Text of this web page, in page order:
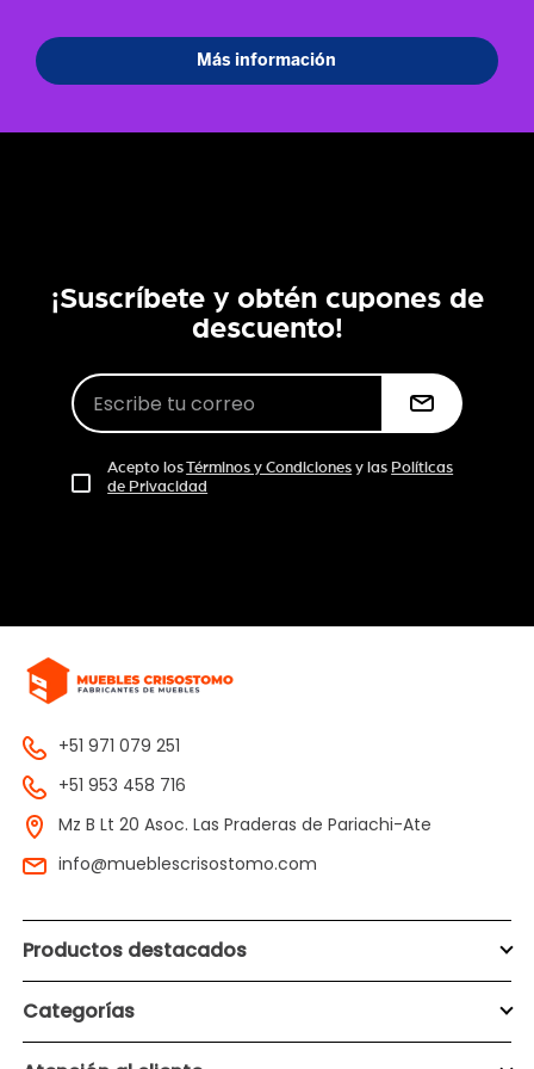
¡Suscríbete y obtén cupones de
descuento!
Acepto losTérminos y Condiciones y las Políticas
de Privacidad
+51 971 079 251
+51 953 458 716
Mz B Lt 20 Asoc. Las Praderas de Pariachi-Ate
info@mueblescrisostomo.com
Productos destacados
Categorías